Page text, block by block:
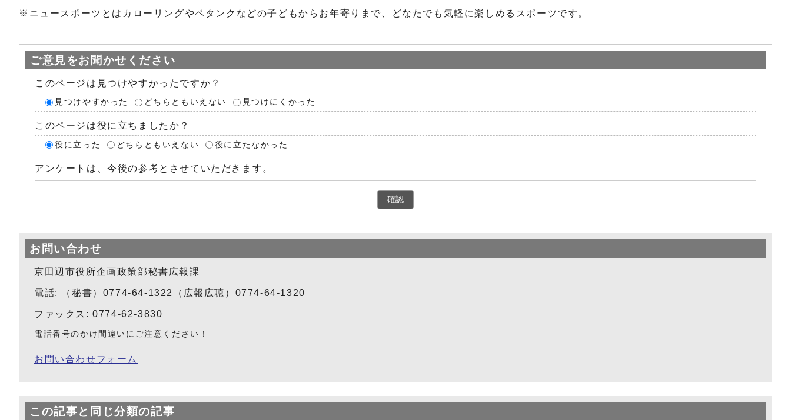
※ニュースポーツとはカローリングやペタンクなどの子どもからお年寄りまで、どなたでも気軽に楽しめるスポーツです。
ご意見をお聞かせください
このページは見つけやすかったですか？
見つけやすかった どちらともいえない 見つけにくかった
このページは役に立ちましたか？
役に立った どちらともいえない 役に立たなかった
アンケートは、今後の参考とさせていただきます。
確認
お問い合わせ
京田辺市役所企画政策部秘書広報課
電話: （秘書）0774-64-1322（広報広聴）0774-64-1320
ファックス: 0774-62-3830
電話番号のかけ間違いにご注意ください！
お問い合わせフォーム
この記事と同じ分類の記事